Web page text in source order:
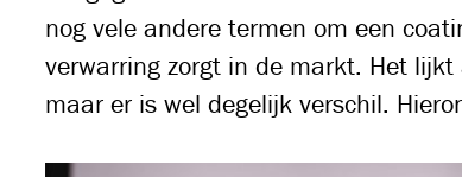
nog vele andere termen om een
verwarring zorgt in de markt. Het
maar er is wel degelijk verschil.